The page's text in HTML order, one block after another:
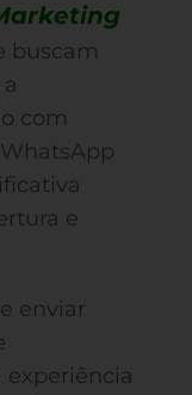
buscam
com
e
enviar
experiência